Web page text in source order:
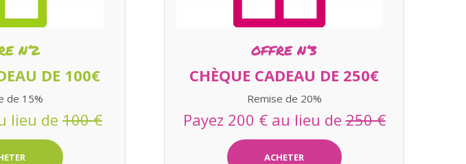
N°2
DE 100€
de 15%
lieu de 100 €
OFFRE N°3
CHÈQUE CADEAU DE 250€
Remise de 20%
Payez 200 € au lieu de250 €
ACHETER